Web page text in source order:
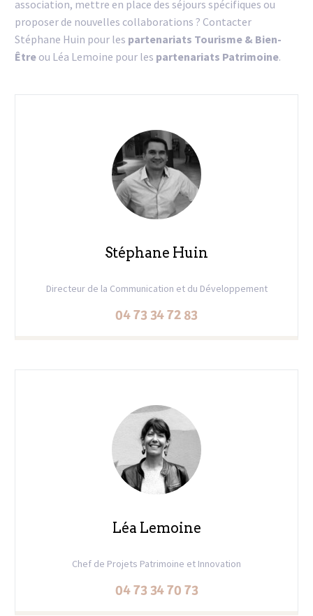
association, mettre en place des séjours spécifiques ou
proposer de nouvelles collaborations ? Contacter
Stéphane Huin pour les partenariats Tourisme & Bien-
Être ou Léa Lemoine pour les partenariats Patrimoine.
Stéphane Huin
Directeur de la Communication et du Développement
04 73 34 72 83
Léa Lemoine
Chef de Projets Patrimoine et Innovation
04 73 34 70 73